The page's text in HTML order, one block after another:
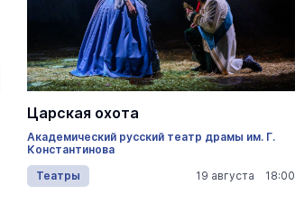
Царская охота
Академический русский театр драмы им. Г.
Константинова
Театры
19 августа 18:00